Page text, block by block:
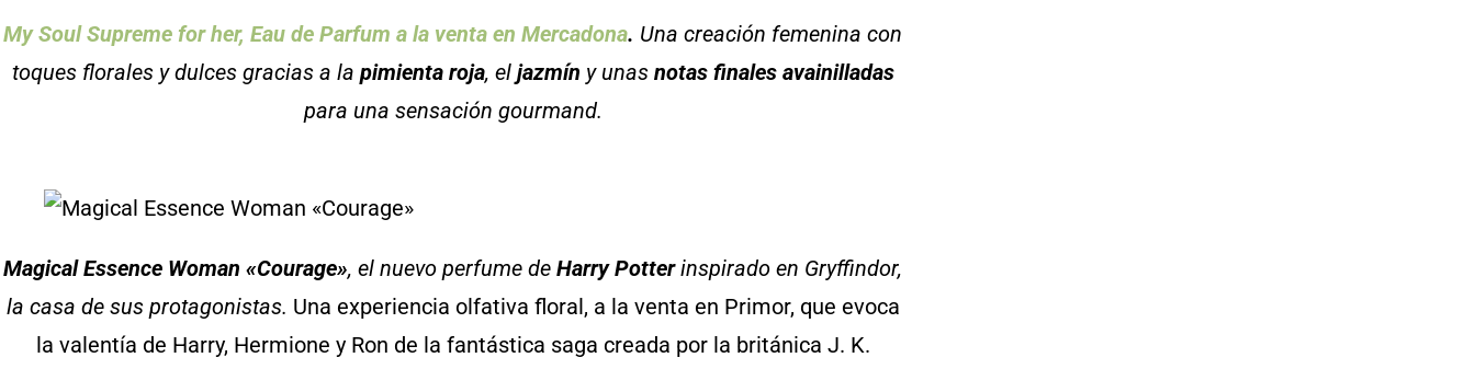
My Soul Supreme for her, Eau de Parfum a la venta en Mercadona. Una creación femenina con
toques florales y dulces gracias a la pimienta roja, el jazmín y unas notas finales avainilladas
para una sensación gourmand.
Magical Essence Woman «Courage», el nuevo perfume de Harry Potterinspirado en Gryffindor,
la casa de sus protagonistas. Una experiencia olfativa floral, a la venta en Primor, que evoca
la valentía de Harry, Hermione y Ron de la fantástica saga creada por la británica J. K.